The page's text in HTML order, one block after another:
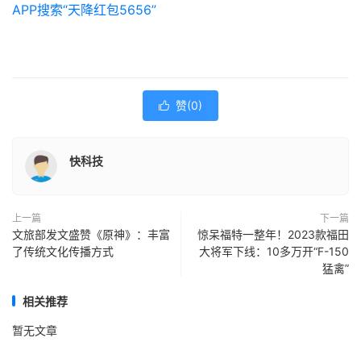
APP搜索“天降红包5656”
 赞(0)
快科技
上一篇
文旅部发文盛赞《原神》：丰富
了传统文化传播方式
下一篇
惊呆福特一整年！2023款福田
大将军下线：10多万开“F-150
猛禽”
相关推荐
暂无文章